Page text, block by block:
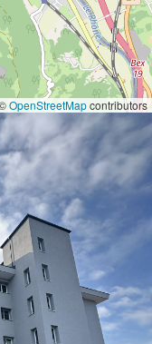
OpenStreetMapcontributors